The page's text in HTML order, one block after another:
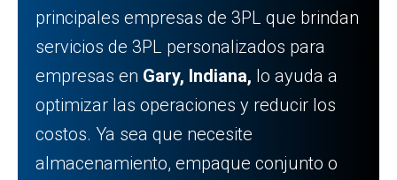
principales empresas de 3PL que brindan
servicios de 3PL personalizados para
empresas en Gary, Indiana, lo ayuda a
optimizar las operaciones y reducir los
costos. Ya sea que necesite
almacenamiento, empaque conjunto o